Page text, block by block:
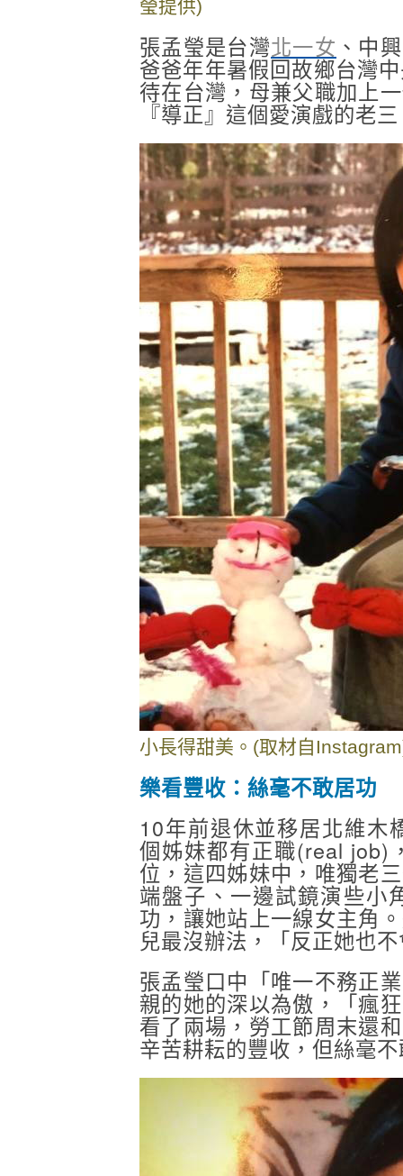
瑩提供)
張孟瑩是台灣北一女 、中
爸爸年年暑假回故鄉台灣
待在台灣，母兼父職加上
『導正』這個愛演戲的老
小長得甜美。(取材自
樂看豐收：絲毫不敢居功
10年前退休並移居北維木
個姊妹都有正職(real job)
位，這四姊妹中，唯獨老
端盤子、一邊試鏡演些小
功，讓她站上一線女主角
兒最沒辦法，「反正她也
張孟瑩口中「唯一不務正
親的她的深以為傲，「瘋
看了兩場，勞工節周末還
辛苦耕耘的豐收，但絲毫